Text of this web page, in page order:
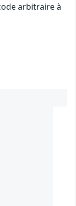
arbitraire à